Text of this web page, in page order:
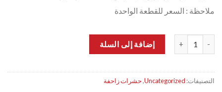
ملاحظة : السعر للقطعة الواحدة
كمية مصيدة صراصير إضافة إلى السلة
التصنيفات: Uncategorized
,حشرات زاحفة